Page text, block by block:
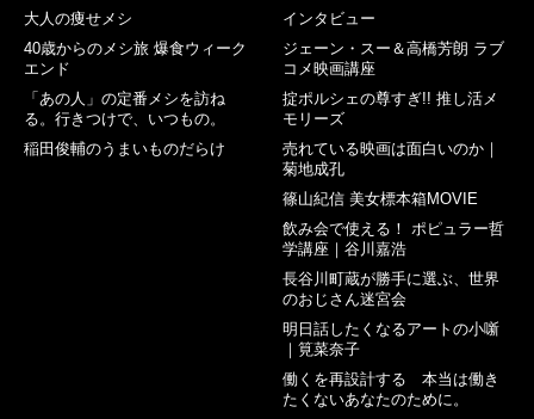
大人の痩せメシ
40歳からのメシ旅 爆食ウィーク
エンド
「あの人」の定番メシを訪ね
る。行きつけで、いつもの。
稲田俊輔のうまいものだらけ
インタビュー
ジェーン・スー＆高橋芳朗 ラブ
コメ映画講座
掟ポルシェの尊すぎ!! 推し活メ
モリーズ
売れている映画は面白いのか｜
菊地成孔
篠山紀信 美女標本箱MOVIE
飲み会で使える！ ポピュラー哲
学講座｜谷川嘉浩
長谷川町蔵が勝手に選ぶ、世界
のおじさん迷宮会
明日話したくなるアートの小噺
｜筧菜奈子
働くを再設計する 本当は働き
たくないあなたのために。